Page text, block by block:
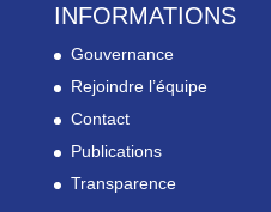
INFORMATIONS
Gouvernance
Rejoindre l’équipe
Contact
Publications
Transparence